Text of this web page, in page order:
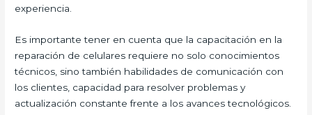
experiencia.
Es importante tener en cuenta que la capacitación en la
reparación de celulares requiere no solo conocimientos
técnicos, sino también habilidades de comunicación con
los clientes, capacidad para resolver problemas y
actualización constante frente a los avances tecnológicos.